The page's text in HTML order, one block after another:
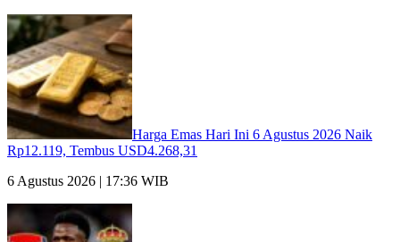
Harga Emas Hari Ini 6 Agustus 2026 Naik
Rp12.119, Tembus USD4.268,31
6 Agustus 2026 | 17:36 WIB